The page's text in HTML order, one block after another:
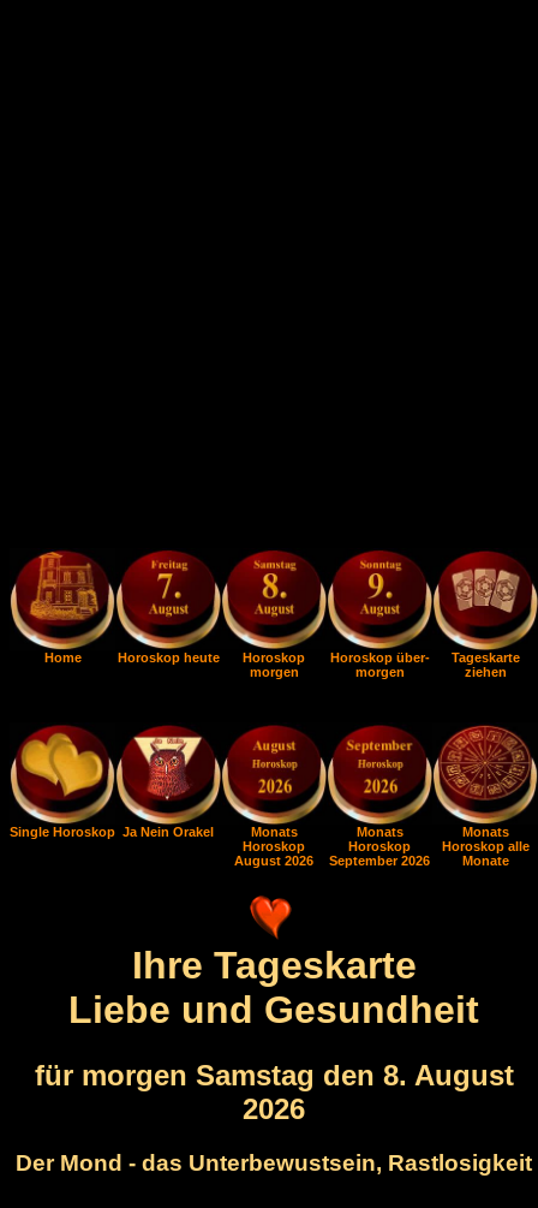
Home Horoskop heute
Horoskop
morgen
Horoskop über-
morgen
Tageskarte
ziehen
Single Horoskop Ja Nein Orakel
Monats
Horoskop
August 2026
Monats
Horoskop
September 2026
Monats
Horoskop alle
Monate
Ihre Tageskarte
Liebe und Gesundheit
für morgen Samstag den 8. August
2026
Der Mond - das Unterbewustsein, Rastlosigkeit